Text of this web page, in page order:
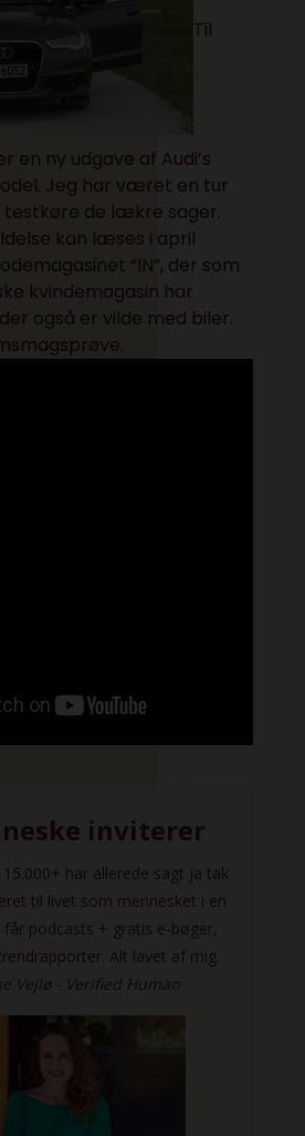
Til
en ny udgave af Audi’s
Jeg har været en tur
testkøre de lækre sager.
kan læses i april
“IN”, der som
kvindemagasin har
også er vilde med biler.
.